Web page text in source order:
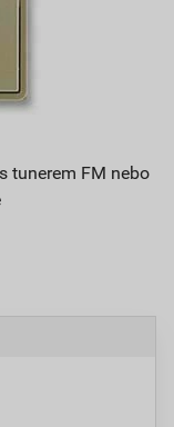
tunerem FM nebo